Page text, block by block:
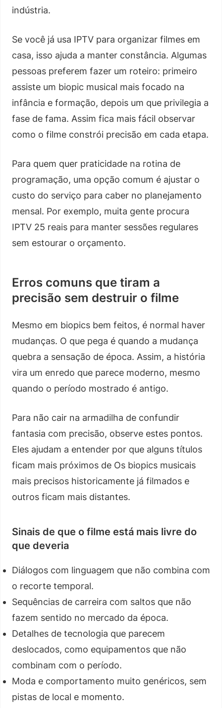
indústria.
Se você já usa IPTV para organizar filmes em
casa, isso ajuda a manter constância. Algumas
pessoas preferem fazer um roteiro: primeiro
assiste um biopic musical mais focado na
infância e formação, depois um que privilegia a
fase de fama. Assim fica mais fácil observar
como o filme constrói precisão em cada etapa.
Para quem quer praticidade na rotina de
programação, uma opção comum é ajustar o
custo do serviço para caber no planejamento
mensal. Por exemplo, muita gente procura
IPTV 25 reais para manter sessões regulares
sem estourar o orçamento.
Erros comuns que tiram a
precisão sem destruir o filme
Mesmo em biopics bem feitos, é normal haver
mudanças. O que pega é quando a mudança
quebra a sensação de época. Assim, a história
vira um enredo que parece moderno, mesmo
quando o período mostrado é antigo.
Para não cair na armadilha de confundir
fantasia com precisão, observe estes pontos.
Eles ajudam a entender por que alguns títulos
ficam mais próximos de Os biopics musicais
mais precisos historicamente já filmados e
outros ficam mais distantes.
Sinais de que o filme está mais livre do
que deveria
Diálogos com linguagem que não combina com
o recorte temporal.
Sequências de carreira com saltos que não
fazem sentido no mercado da época.
Detalhes de tecnologia que parecem
deslocados, como equipamentos que não
combinam com o período.
Moda e comportamento muito genéricos, sem
pistas de local e momento.